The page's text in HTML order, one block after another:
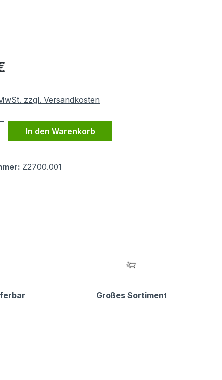
zzgl. Versandkosten
Anzahl: Gib den gewünschten Wert
In den Warenkorb
Z2700.001
Großes Sortiment